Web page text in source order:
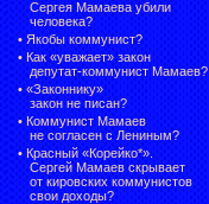
Сергея Мамаева убили
человека?
• Якобы коммунист?
• Как «уважает» закон
депутат-коммунист Мамаев?
• «Законнику»
закон не писан?
• Коммунист Мамаев
не согласен с Лениным?
• Красный «Корейко*».
Сергей Мамаев скрывает
от кировских коммунистов
свои доходы?